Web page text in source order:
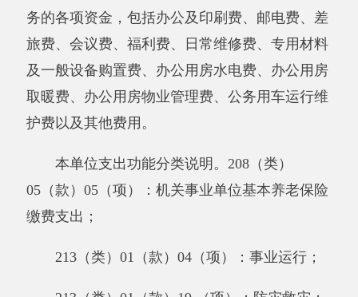
二十一、《政府性基金预算财政拨款项目支
出决算明细表》。
二十二、《资产负债简表》
二十三、《资产情况表》
二十四、《国有资产收益征缴情况表》、
二十五、《基本数字表》
二十七、《非税收入征缴情况表》